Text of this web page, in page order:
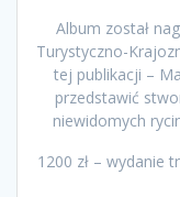
Album został
Turystyczno-
tej publikacji –
przedstawić
niewidomych
1200 zł – wydanie